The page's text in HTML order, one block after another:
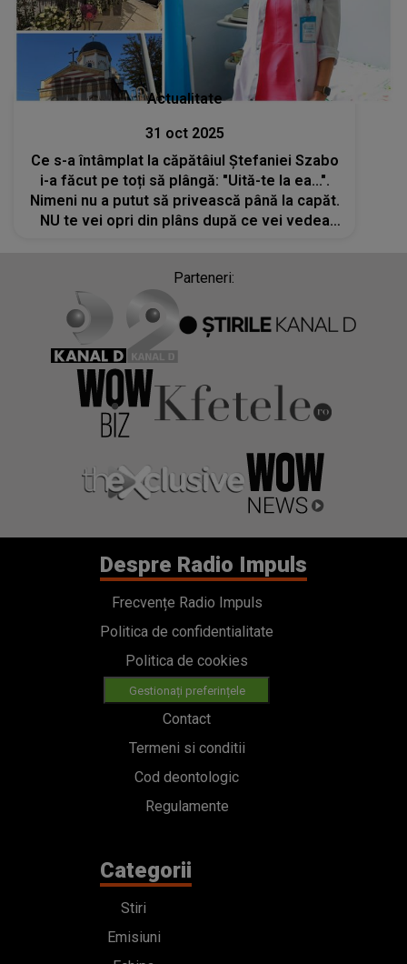
Actualitate
31 oct 2025
Ce s-a întâmplat la căpătâiul Ștefaniei Szabo
i-a făcut pe toți să plângă: "Uită-te la ea...".
Nimeni nu a putut să privească până la capăt.
NU te vei opri din plâns după ce vei vedea
Parteneri:
Despre Radio Impuls
Frecvențe Radio Impuls
Politica de confidentialitate
Politica de cookies
Gestionați preferințele
Contact
Termeni si conditii
Cod deontologic
Regulamente
Categorii
Stiri
Emisiuni